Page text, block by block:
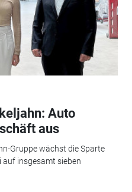
Auto
aus
Gruppe wächst die Sparte
auf insgesamt sieben